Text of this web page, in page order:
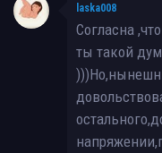
laska008
Согласна
ты такой